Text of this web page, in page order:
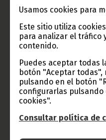
Usamos cookies para
Este sitio utiliza
para analizar el tráfico
contenido.
Puedes aceptar todas
botón "Aceptar todas",
pulsando en el botón
configurarlas
cookies".
Consultar política de
Radio
Ecuatorial
CATEGORÍAS